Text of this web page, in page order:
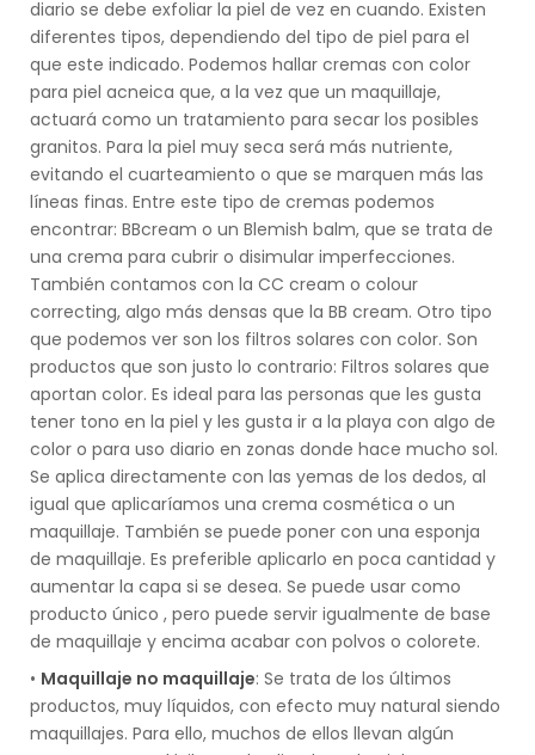
diario se debe exfoliar la piel de vez en cuando. Existen
diferentes tipos, dependiendo del tipo de piel para el
que este indicado. Podemos hallar cremas con color
para piel acneica que, a la vez que un maquillaje,
actuará como un tratamiento para secar los posibles
granitos. Para la piel muy seca será más nutriente,
evitando el cuarteamiento o que se marquen más las
líneas finas. Entre este tipo de cremas podemos
encontrar: BBcream o un Blemish balm, que se trata de
una crema para cubrir o disimular imperfecciones.
También contamos con la CC cream o colour
correcting, algo más densas que la BB cream. Otro tipo
que podemos ver son los filtros solares con color. Son
productos que son justo lo contrario: Filtros solares que
aportan color. Es ideal para las personas que les gusta
tener tono en la piel y les gusta ir a la playa con algo de
color o para uso diario en zonas donde hace mucho sol.
Se aplica directamente con las yemas de los dedos, al
igual que aplicaríamos una crema cosmética o un
maquillaje. También se puede poner con una esponja
de maquillaje. Es preferible aplicarlo en poca cantidad y
aumentar la capa si se desea. Se puede usar como
producto único , pero puede servir igualmente de base
de maquillaje y encima acabar con polvos o colorete.
• Maquillaje no maquillaje: Se trata de los últimos
productos, muy líquidos, con efecto muy natural siendo
maquillajes. Para ello, muchos de ellos llevan algún